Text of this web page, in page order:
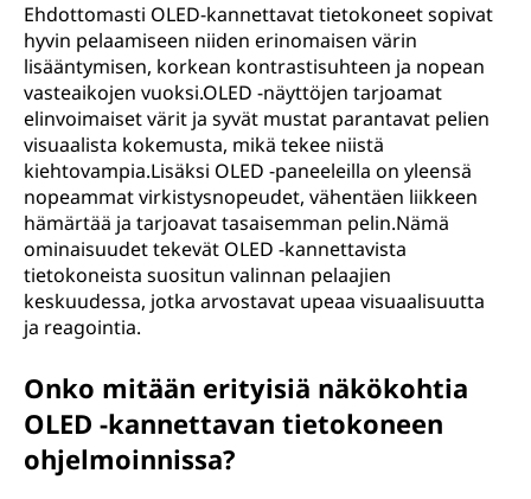
Ehdottomasti OLED-kannettavat tietokoneet sopivat
hyvin pelaamiseen niiden erinomaisen värin
lisääntymisen, korkean kontrastisuhteen ja nopean
vasteaikojen vuoksi.OLED -näyttöjen tarjoamat
elinvoimaiset värit ja syvät mustat parantavat pelien
visuaalista kokemusta, mikä tekee niistä
kiehtovampia.Lisäksi OLED -paneeleilla on yleensä
nopeammat virkistysnopeudet, vähentäen liikkeen
hämärtää ja tarjoavat tasaisemman pelin.Nämä
ominaisuudet tekevät OLED -kannettavista
tietokoneista suositun valinnan pelaajien
keskuudessa, jotka arvostavat upeaa visuaalisuutta
ja reagointia.
Onko mitään erityisiä näkökohtia
OLED -kannettavan tietokoneen
ohjelmoinnissa?